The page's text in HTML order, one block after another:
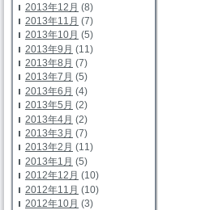
2013年12月 (8)
2013年11月 (7)
2013年10月 (5)
2013年9月 (11)
2013年8月 (7)
2013年7月 (5)
2013年6月 (4)
2013年5月 (2)
2013年4月 (2)
2013年3月 (7)
2013年2月 (11)
2013年1月 (5)
2012年12月 (10)
2012年11月 (10)
2012年10月 (3)